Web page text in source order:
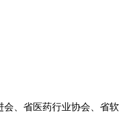
、省医药行业协会、省软